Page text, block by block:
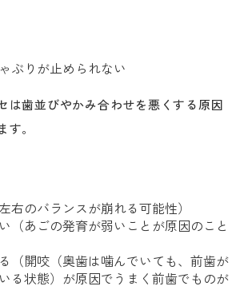
ぶりが止められない
は歯並びやかみ合わせを悪くする原因
。
右のバランスが崩れる可能性）
（あごの発育が弱いことが原因のこと
（開咬（奥歯は噛んでいても、前歯が
る状態）が原因でうまく前歯でものが